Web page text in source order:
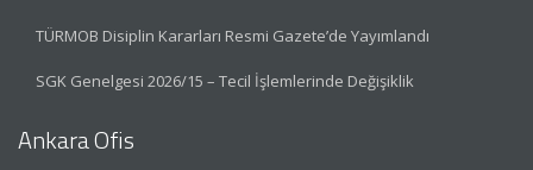
TÜRMOB Disiplin Kararları Resmi Gazete’de Yayımlandı
SGK Genelgesi 2026/15 – Tecil İşlemlerinde Değişiklik
Ankara Ofis